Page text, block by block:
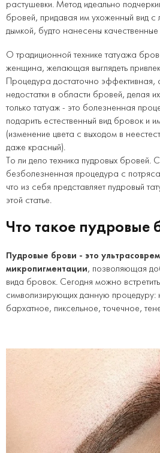
растушевки. Метод идеально
бровей, придавая им ухоженный вид с
дымкой, будто нанесены
О традиционной технике татуажа
женщина, желающая выглядеть
Процедура достаточно эффективная,
недостатки в области бровей, делая
только татуаж - это болезненная
подарить естественный вид бровок и
(изменение цвета с выходом в
даже красный).
То ли дело техника пудровых бровей.
безболезненная процедура с
что из себя представляет пудровый
этой статье.
Что такое пудровые
Пудровые брови - это
микропигментации, позволяющая
вида бровок. Сегодня можно
символизирующих данную процедуру:
бархатное, пиксельное, точечное,